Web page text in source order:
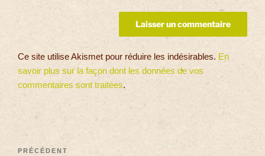
Ce site utilise Akismet pour réduire les indésirables. En
savoir plus sur la façon dont les données de vos
commentaires sont traitées.
PRÉCÉDENT